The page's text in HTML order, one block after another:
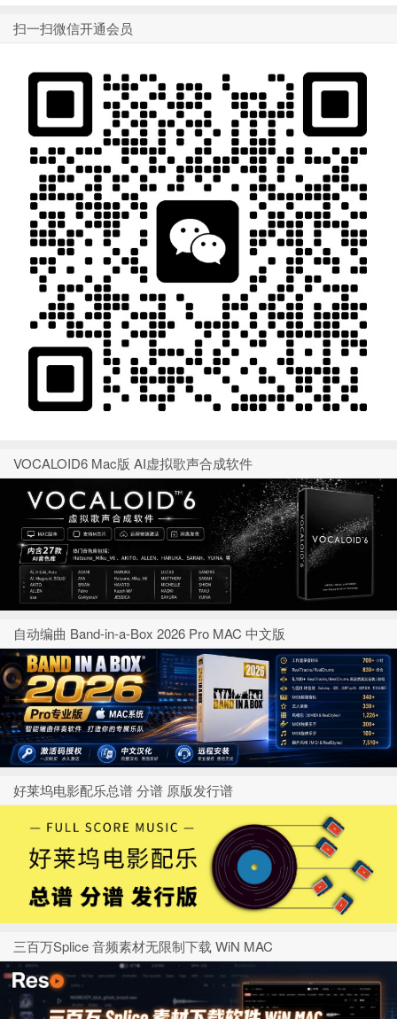
扫一扫微信开通会员
VOCALOID6 Mac版 AI虚拟歌声合成软件
自动编曲 Band-in-a-Box 2026 Pro MAC 中文版
好莱坞电影配乐总谱 分谱 原版发行谱
三百万Splice 音频素材无限制下载 WiN MAC